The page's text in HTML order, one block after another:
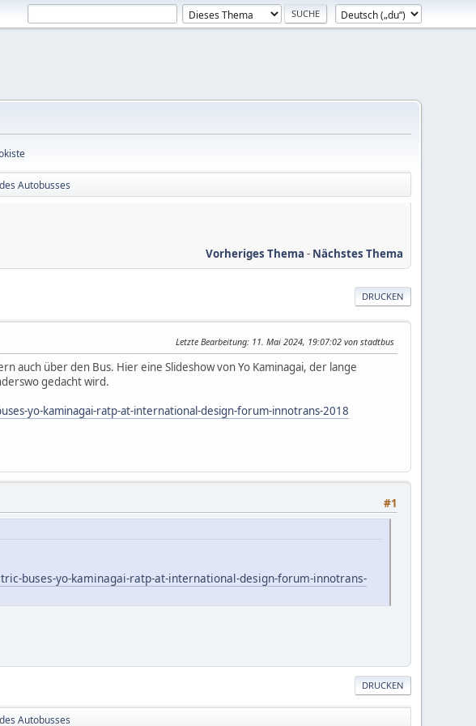
Autobusses
Vorheriges Thema - Nächstes Thema
DRUCKEN
Letzte Bearbeitung: 11. Mai 2024, 19:07:02 von stadtbus
auch über den Bus. Hier eine Slideshow von Yo Kaminagai, der lange
gedacht wird.
yo-kaminagai-ratp-at-international-design-forum-innotrans-2018
#1
buses-yo-kaminagai-ratp-at-international-design-forum-innotrans-
DRUCKEN
Autobusses